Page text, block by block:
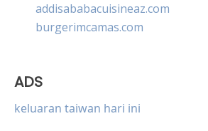
addisababacuisineaz.com
burgerimcamas.com
ADS
keluaran taiwan hari ini